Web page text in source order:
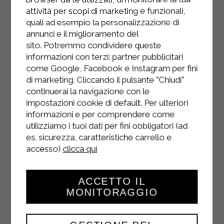
attività per scopi di marketing e funzionali,
quali ad esempio la personalizzazione di
annunci e il miglioramento del
sito. Potremmo condividere queste
informazioni con terzi: partner pubblicitari
come Google, Facebook e Instagram per fini
di marketing. Cliccando il pulsante "Chiudi"
continuerai la navigazione con le
impostazioni cookie di default. Per ulteriori
informazioni e per comprendere come
utilizziamo i tuoi dati per fini obbligatori (ad
es. sicurezza, caratteristiche carrello e
accesso) clicca qui
ACCETTO IL
MONITORAGGIO